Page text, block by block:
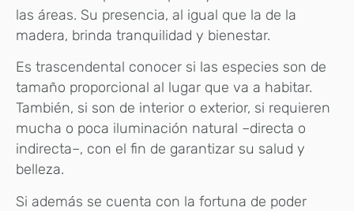
las áreas. Su presencia, al igual que la de la
madera, brinda tranquilidad y bienestar.
Es trascendental conocer si las especies son de
tamaño proporcional al lugar que va a habitar.
También, si son de interior o exterior, si requieren
mucha o poca iluminación natural –directa o
indirecta–, con el fin de garantizar su salud y
belleza.
Si además se cuenta con la fortuna de poder